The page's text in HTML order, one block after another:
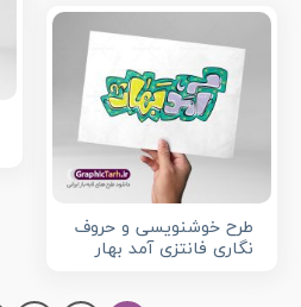
طرح خوشنویسی و حروف
نگاری فانتزی آمد بهار